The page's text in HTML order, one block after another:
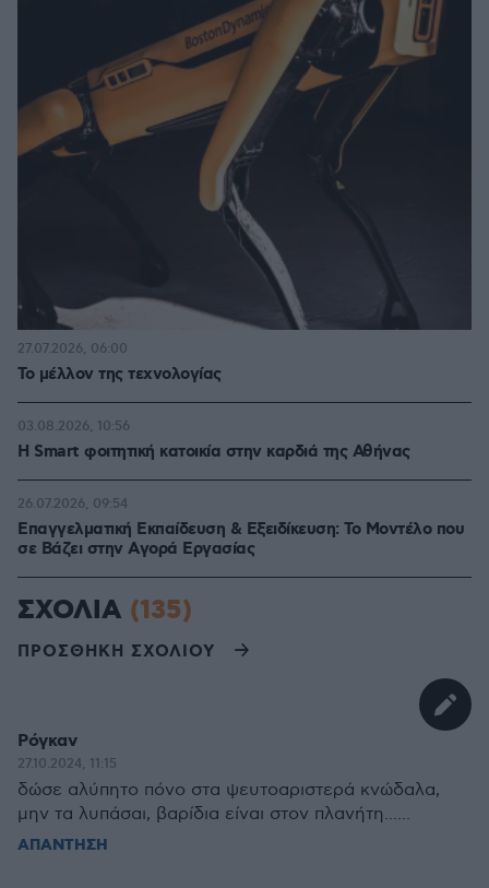
Το μέλλον της τεχνολογίας
27.07.2026, 06:00
Η Smart φοιτητική κατοικία στην καρδιά της Αθήνας
03.08.2026, 10:56
Επαγγελματική Εκπαίδευση & Εξειδίκευση: Το Mοντέλο που
σε Bάζει στην Aγορά Eργασίας
26.07.2026, 09:54
ΣΧΟΛΙΑ (135)
ΠΡΟΣΘΗΚΗ ΣΧΟΛΙΟΥ
Ρόγκαν
27.10.2024, 11:15
δώσε αλύπητο πόνο στα ψευτοαριστερά κνώδαλα,
μην τα λυπάσαι, βαρίδια είναι στον πλανήτη......
ΑΠΑΝΤΗΣΗ